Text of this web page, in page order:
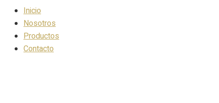
Inicio
Nosotros
Productos
Contacto